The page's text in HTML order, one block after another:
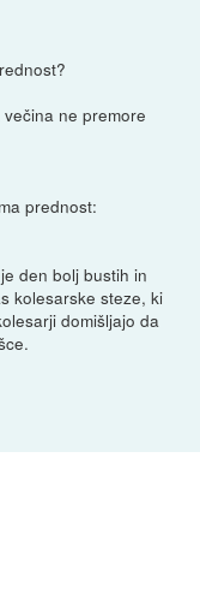
ne premore
prednost:
den bolj bustih in
kolesarske steze, ki
domišljajo da